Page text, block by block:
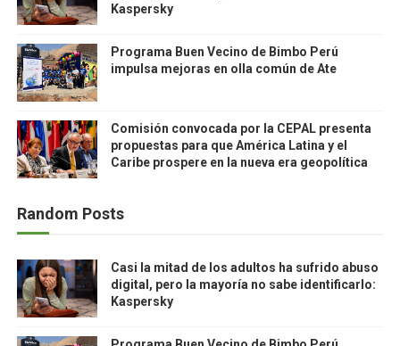
Kaspersky
Programa Buen Vecino de Bimbo Perú
impulsa mejoras en olla común de Ate
Comisión convocada por la CEPAL presenta
propuestas para que América Latina y el
Caribe prospere en la nueva era geopolítica
Random Posts
Casi la mitad de los adultos ha sufrido abuso
digital, pero la mayoría no sabe identificarlo:
Kaspersky